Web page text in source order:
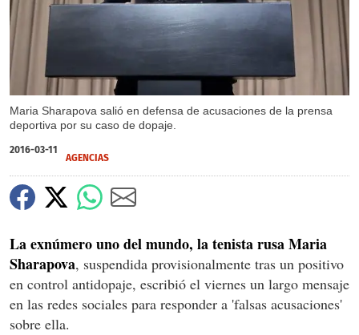
Maria Sharapova salió en defensa de acusaciones de la prensa
deportiva por su caso de dopaje.
2016-03-11
AGENCIAS
La exnúmero uno del mundo, la tenista rusa Maria
Sharapova, suspendida provisionalmente tras un positivo
en control antidopaje, escribió el viernes un largo mensaje
en las redes sociales para responder a 'falsas acusaciones'
sobre ella.